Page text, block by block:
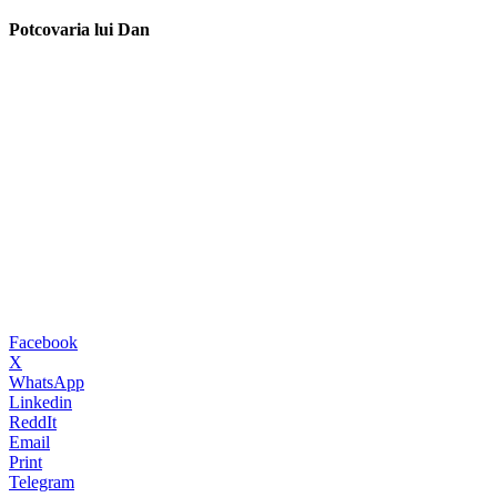
Potcovaria lui Dan
Facebook
X
WhatsApp
Linkedin
ReddIt
Email
Print
Telegram